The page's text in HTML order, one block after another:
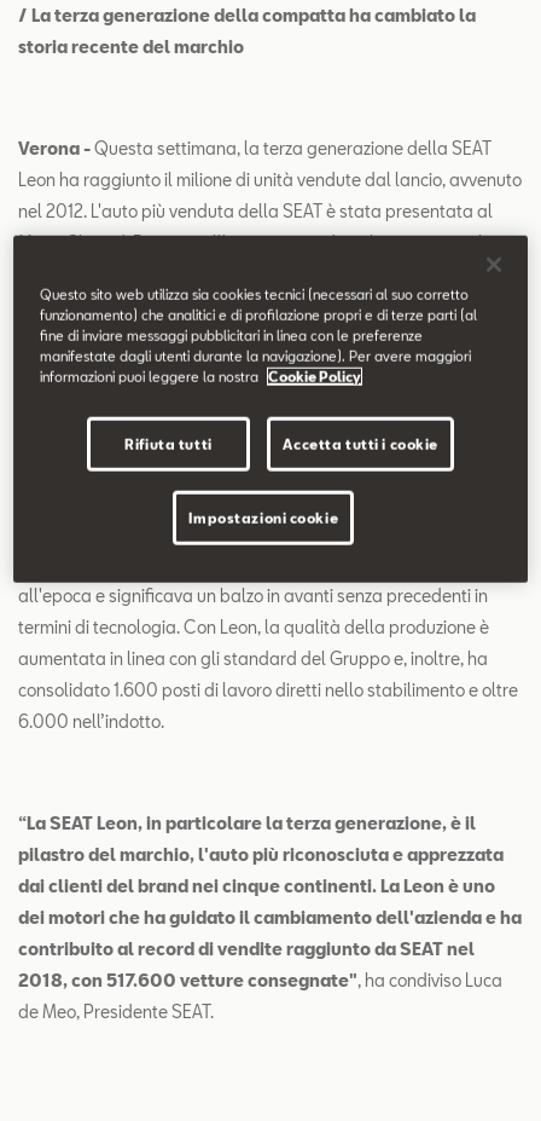
/ La terza generazione della compatta ha cambiato la
storia recente del marchio
Verona -Questa settimana, la terza generazione della SEAT
Leon ha raggiunto il milione di unità vendute dal lancio, avvenuto
nel 2012. L'auto più venduta della SEAT è stata presentata al
Motor Show di Parigi quell'anno e poco dopo ha raggiunto il
mercato con un design completamente rinnovato. Grazie alla
"formula Leon", basata su design e funzionalità, Leon divenne il
modello più venduto della gamma SEAT, superando il dominio
detenuto da Ibiza negli ultimi 30 anni.
Progettata, sviluppata e prodotta a Martorell, l'attuale
generazione di Leon è stata costruita sin dall'inizio sulla
piattaforma modulare MQB del Gruppo Volkswagen. Questa
all'epoca e significava un balzo in avanti senza precedenti in
termini di tecnologia. Con Leon, la qualità della produzione è
aumentata in linea con gli standard del Gruppo e, inoltre, ha
consolidato 1.600 posti di lavoro diretti nello stabilimento e oltre
6.000 nell’indotto.
“La SEAT Leon, in particolare la terza generazione, è il
pilastro del marchio, l'auto più riconosciuta e apprezzata
dai clienti del brand nei cinque continenti. La Leon è uno
dei motori che ha guidato il cambiamento dell'azienda e ha
contribuito al record di vendite raggiunto da SEAT nel
2018, con 517.600 vetture consegnate", ha condiviso Luca
de Meo, Presidente SEAT.
Questo sito web utilizza sia cookies tecnici (necessari al suo corretto
funzionamento) che analitici e di profilazione propri e di terze parti (al
fine di inviare messaggi pubblicitari in linea con le preferenze
manifestate dagli utenti durante la navigazione). Per avere maggiori
informazioni puoi leggere la nostra
Cookie Policy
Rifiuta tutti Accetta tutti i cookie
Impostazioni cookie